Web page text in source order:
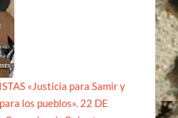
«Justicia para Samir y
los pueblos». 22 DE